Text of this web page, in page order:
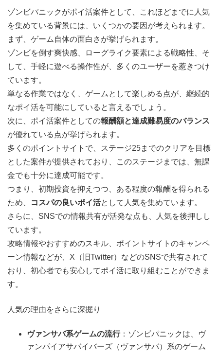
ゾンビパニックがポイ活案件として、これほどまでに人気
を集めている背景には、いくつかの要因が考えられます。
まず、ゲーム自体の面白さが挙げられます。
ゾンビを倒す爽快感、ローグライク要素による戦略性、そ
して、手軽に遊べる操作性が、多くのユーザーを惹きつけ
ています。
単なる作業ではなく、ゲームとして楽しめる点が、継続的
なポイ活を可能にしていると言えるでしょう。
次に、ポイ活案件としての報酬額と達成難易度のバランス
が優れている点が挙げられます。
多くのポイントサイトで、ステージ25までのクリアを目標
とした案件が提供されており、このステージまでは、無課
金でも十分に達成可能です。
つまり、初期投資を抑えつつ、ある程度の報酬を得られる
ため、
コスパの良いポイ活として人気を集めています。
さらに、SNSでの情報共有が活発な点も、人気を後押しし
ています。
攻略情報やおすすめのスキル、ポイントサイトのキャンペ
ーン情報などが、X（旧Twitter）などのSNSで共有されて
おり、初心者でも安心してポイ活に取り組むことができま
す。
人気の理由をさらに深掘り
ヴァンサバ系ゲームの流行：ゾンビパニックは、ヴ
ァンパイアサバイバーズ（ヴァンサバ）系のゲーム